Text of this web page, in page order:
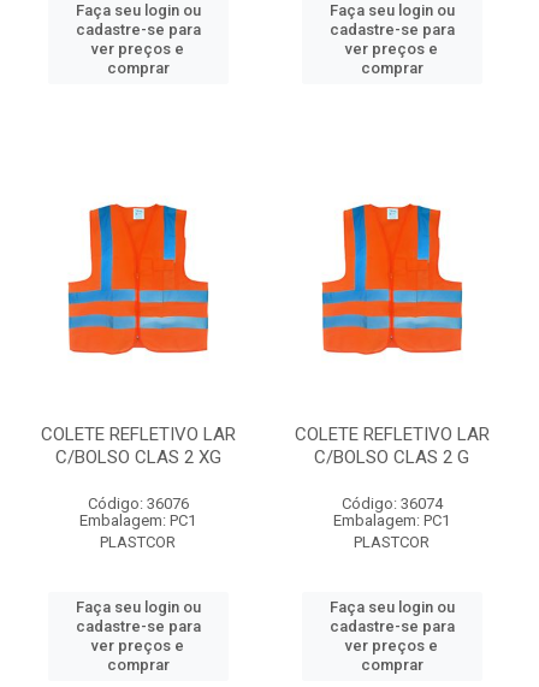
Faça seu login ou
cadastre-se para
ver preços e
comprar
Faça seu login ou
cadastre-se para
ver preços e
comprar
COLETE REFLETIVO LAR
C/BOLSO CLAS 2 XG
Código: 36076
Embalagem: PC1
PLASTCOR
Faça seu login ou
cadastre-se para
ver preços e
comprar
COLETE REFLETIVO LAR
C/BOLSO CLAS 2 G
Código: 36074
Embalagem: PC1
PLASTCOR
Faça seu login ou
cadastre-se para
ver preços e
comprar